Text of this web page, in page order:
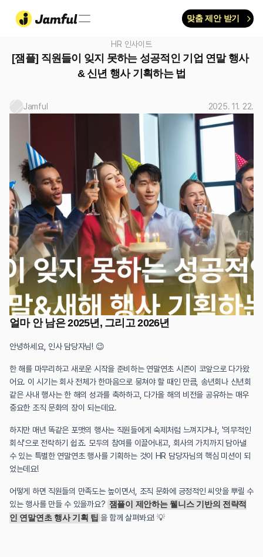
맞춤 제안 받기
HR 인사이트
[잼플] 직원들이 잊지 못하는 성공적인 기업 연말 행사
& 신년 행사 기획하는 법
Jamful 2025. 11. 22.
얼마 안 남은 2025년, 그리고 2026년
안녕하세요, 인사 담당자님! 😉
한 해를 마무리하고 새로운 시작을 준비하는 연말연초 시즌이 코앞으로 다가왔
어요. 이 시기는 회사 전체가 한마음으로 뭉쳐야 할 때인 만큼, 송년회나 신년회
같은 사내 행사는 한 해의 성과를 축하하고, 다가올 해의 비전을 공유하는 매우
중요한 조직 문화의 장이 되는데요.
하지만 매년 똑같은 포맷의 행사는 직원들에게 숙제처럼 느껴지거나, '의무적인
회식'으로 전락하기 쉽죠. 모두의 참여를 이끌어내고, 회사의 가치까지 담아낼
수 있는 특별한 연말연초 행사를 기획하는 것이 HR 담당자님의 핵심 미션이 되
었는데요!
어떻게 하면 직원들의 만족도는 높이면서, 조직 문화에 긍정적인 씨앗을 뿌릴 수
있는 행사를 만들 수 있을까요? 잼플이 제안하는 웰니스 기반의 전략적
인 연말연초 행사 기획 팁 을 함께 살펴봐요! 💡